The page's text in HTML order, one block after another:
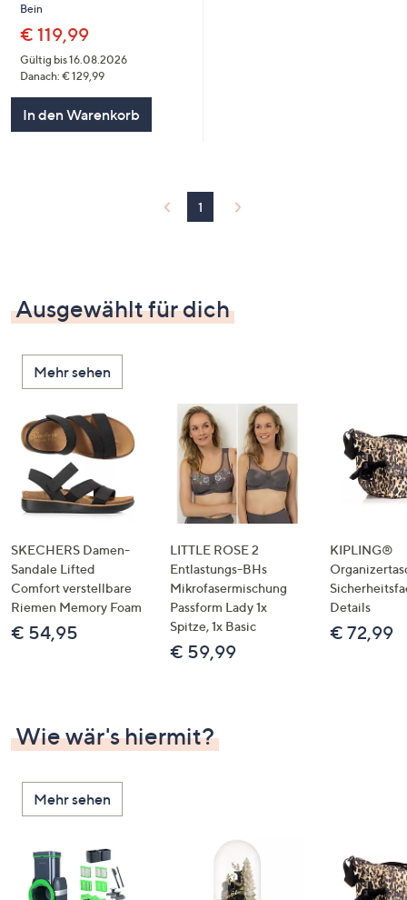
Bein
€ 119,99
Gültig bis 16.08.2026
Danach: € 129,99
In den Warenkorb
1
Ausgewählt für dich
Mehr sehen
SKECHERS Damen-
Sandale Lifted
Comfort verstellbare
Riemen Memory Foam
€ 54,95
LITTLE ROSE 2
Entlastungs-BHs
Mikrofasermischung
Passform Lady 1x
Spitze, 1x Basic
€ 59,99
KIPLING®
Details
€ 72,99
Wie wär's hiermit?
Mehr sehen